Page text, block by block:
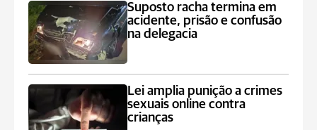
Suposto racha termina em
acidente, prisão e confusão
na delegacia
Lei amplia punição a crimes
sexuais online contra
crianças